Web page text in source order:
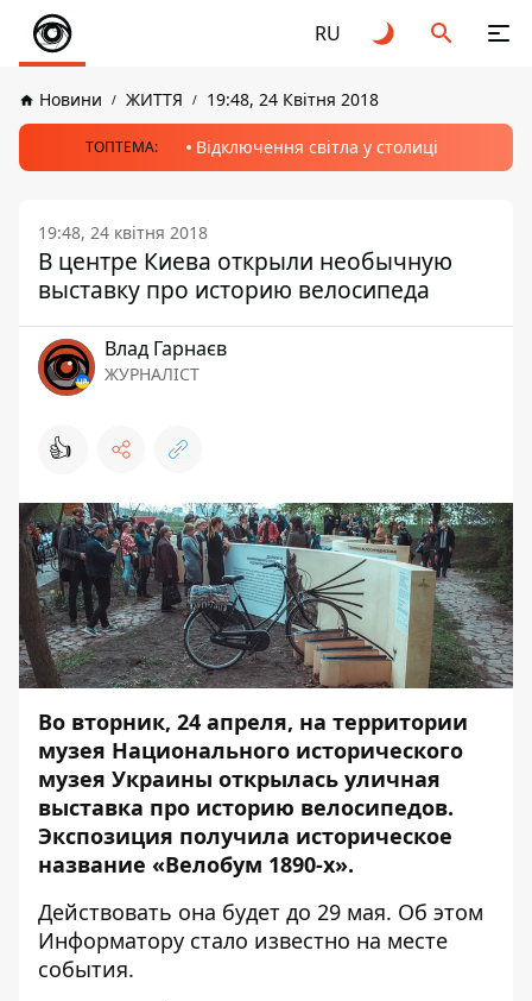
RU
Новини ЖИТТЯ 19:48, 24 Квітня 2018
ТОПТЕМА: Відключення світла у столиці
19:48, 24 квітня 2018
В центре Киева открыли необычную
выставку про историю велосипеда
Влад Гарнаєв
ЖУРНАЛІСТ
👍
Во вторник, 24 апреля, на территории
музея Национального исторического
музея Украины открылась уличная
выставка про историю велосипедов.
Экспозиция получила историческое
название «Велобум 1890-х».
Действовать она будет до 29 мая. Об этом
Информатору стало известно на месте
события.